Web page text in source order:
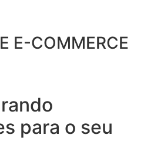
E-COMMERCE
para o seu